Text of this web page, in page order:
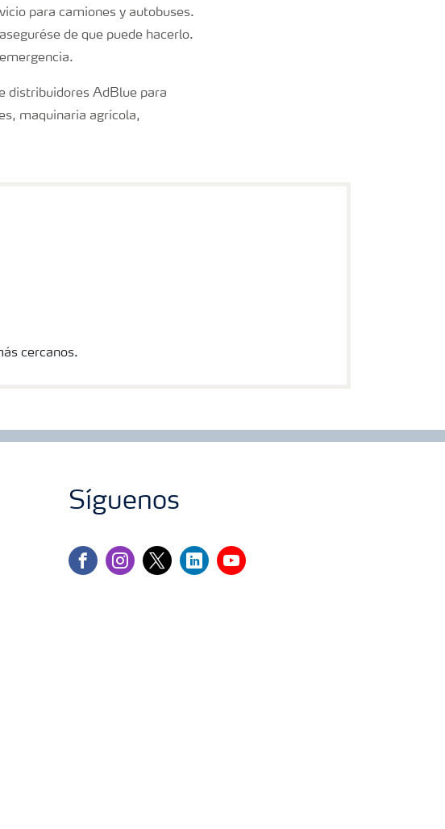
para camiones y autobuses.
de que puede hacerlo.
distribuidores AdBlue para
maquinaria agrícola,
cercanos.
Síguenos
facebookinstagram
twitterlinkedinyoutube